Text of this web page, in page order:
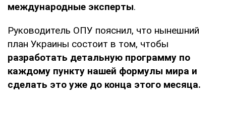
международные эксперты.
Руководитель ОПУ пояснил, что нынешний
план Украины состоит в том, чтобы
разработать детальную программу по
каждому пункту нашей формулы мира и
сделать это уже до конца этого месяца.